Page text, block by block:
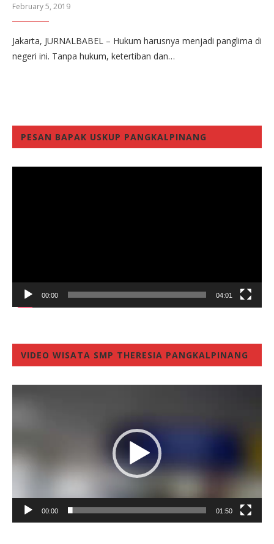
February 5, 2019
Jakarta, JURNALBABEL – Hukum harusnya menjadi panglima di
negeri ini. Tanpa hukum, ketertiban dan…
PESAN BAPAK USKUP PANGKALPINANG
00:00 04:01
VIDEO WISATA SMP THERESIA PANGKALPINANG
00:00 01:50